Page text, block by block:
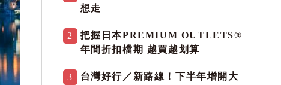
想走
2
把握日本PREMIUM OUTLETS®
年間折扣檔期 越買越划算
3
台灣好行／新路線！下半年增開大